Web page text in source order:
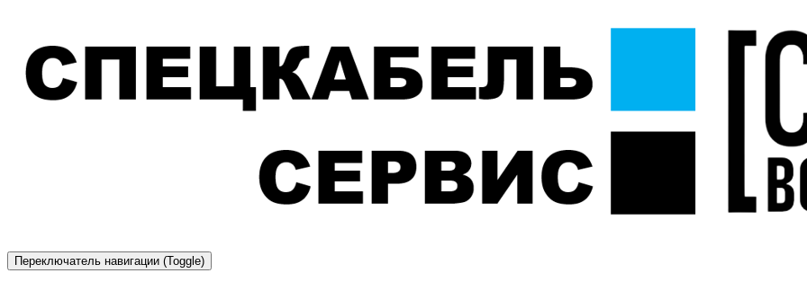
содержимому
Переключатель навигации (Toggle)